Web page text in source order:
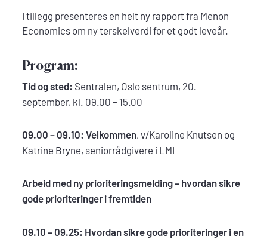
I tillegg presenteres en helt ny rapport fra Menon
Economics om ny terskelverdi for et godt leveår.
Program:
Tid og sted: Sentralen, Oslo sentrum, 20.
september, kl. 09.00 – 15.00
09.00 – 09.10: Velkommen, v/Karoline Knutsen og
Katrine Bryne, seniorrådgivere i LMI
Arbeid med ny prioriteringsmelding – hvordan sikre
gode prioriteringer i fremtiden
09.10 – 09.25: Hvordan sikre gode prioriteringer i en